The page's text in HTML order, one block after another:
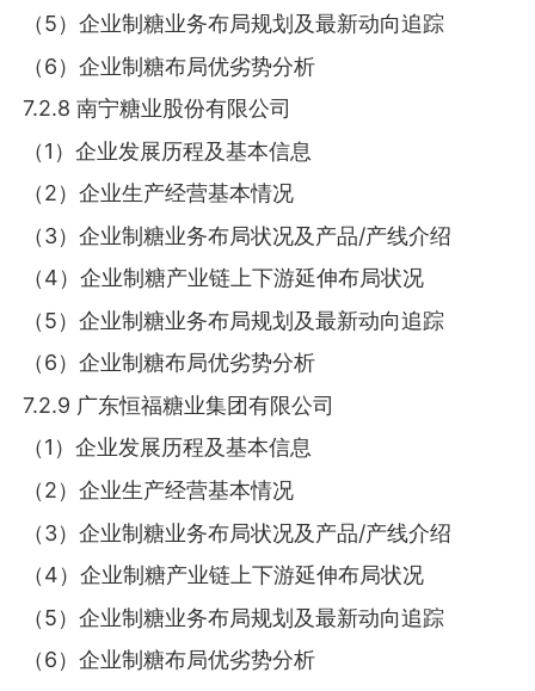
（5）企业制糖业务布局规划及最新动向追踪
（6）企业制糖布局优劣势分析
7.2.8 南宁糖业股份有限公司
（1）企业发展历程及基本信息
（2）企业生产经营基本情况
（3）企业制糖业务布局状况及产品/产线介绍
（4）企业制糖产业链上下游延伸布局状况
（5）企业制糖业务布局规划及最新动向追踪
（6）企业制糖布局优劣势分析
7.2.9 广东恒福糖业集团有限公司
（1）企业发展历程及基本信息
（2）企业生产经营基本情况
（3）企业制糖业务布局状况及产品/产线介绍
（4）企业制糖产业链上下游延伸布局状况
（5）企业制糖业务布局规划及最新动向追踪
（6）企业制糖布局优劣势分析